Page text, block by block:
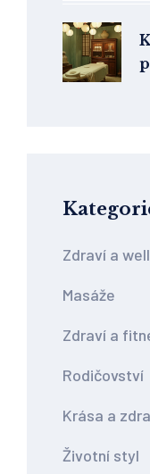
Zdraví a
Masáže
Zdraví a
Rodičovství
Krása a
Životní styl